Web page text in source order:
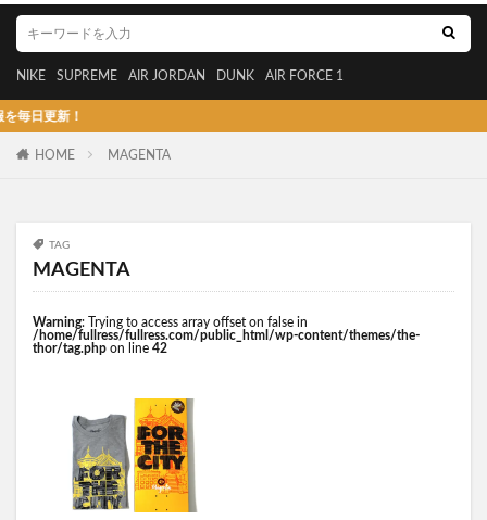
NIKE SUPREME AIR JORDAN DUNK AIR FORCE 1
更新！
HOME MAGENTA
TAG
MAGENTA
Warning: Trying to access array offset on false in
/home/fullress/fullress.com/public_html/wp-content/themes/the-
thor/tag.php on line 42